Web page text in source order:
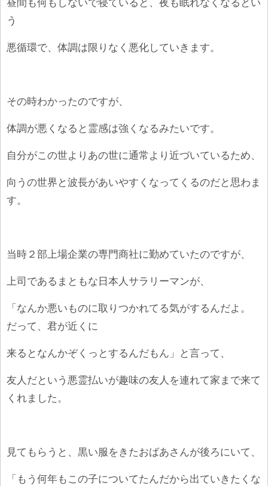
昼間も何もしないで寝ていると、夜も眠れなくなるとい
う
悪循環で、体調は限りなく悪化していきます。
その時わかったのですが、
体調が悪くなると霊感は強くなるみたいです。
自分がこの世よりあの世に通常より近づいているため、
向うの世界と波長があいやすくなってくるのだと思わま
す。
当時２部上場企業の専門商社に勤めていたのですが、
上司であるまともな日本人サラリーマンが、
「なんか悪いものに取りつかれてる気がするんだよ。
だって、君が近くに
来るとなんかぞくっとするんだもん」と言って、
友人だという悪霊払いが趣味の友人を連れて家まで来て
くれました。
見てもらうと、黒い服をきたおばあさんが後ろにいて、
「もう何年もこの子についてたんだから出ていきたくな